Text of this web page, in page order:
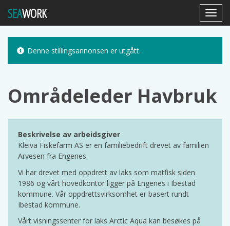
SEAWORK
Denne stillingsannonsen er utgått.
Områdeleder Havbruk
Beskrivelse av arbeidsgiver
Kleiva Fiskefarm AS er en familiebedrift drevet av familien
Arvesen fra Engenes.
Vi har drevet med oppdrett av laks som matfisk siden
1986 og vårt hovedkontor ligger på Engenes i Ibestad
kommune. Vår oppdrettsvirksomhet er basert rundt
Ibestad kommune.
Vårt visningssenter for laks Arctic Aqua kan besøkes på